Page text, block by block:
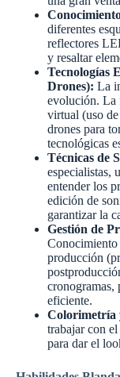
diferentes
reflectores
y resaltar
Tecnologías
Drones): La
evolución. La
virtual (uso
drones para
tecnológicas
Técnicas de
especialistas,
entender los
edición de
garantizar la
Gestión de
Conocimiento
producción
cronogramas,
eficiente.
Colorimetría
trabajar con
para dar el